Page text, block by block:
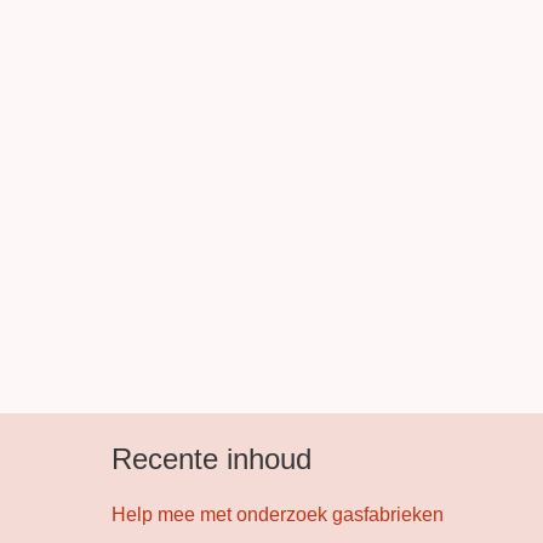
Recente inhoud
Help mee met onderzoek gasfabrieken